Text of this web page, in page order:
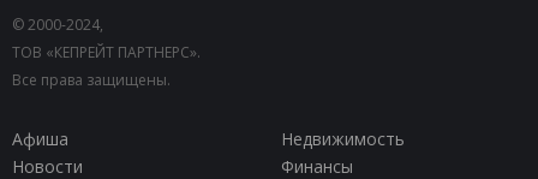
© 2000-2024,
ТОВ «КЕПРЕЙТ ПАРТНЕРС».
Все права защищены.
Афиша
Недвижимость
Новости
Финансы